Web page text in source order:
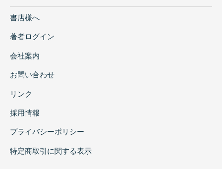
書店様へ
著者ログイン
会社案内
お問い合わせ
リンク
採用情報
プライバシーポリシー
特定商取引に関する表示